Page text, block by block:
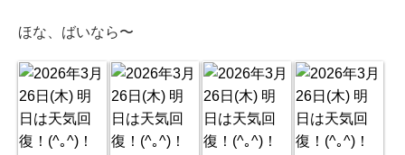
ほな、ばいなら〜